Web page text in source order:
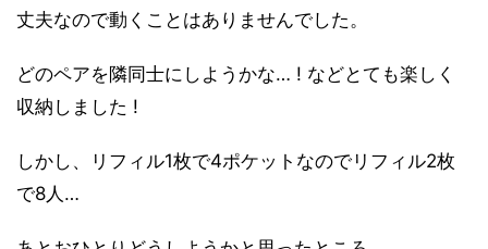
丈夫なので動くことはありませんでした。
どのペアを隣同士にしようかな… ! などとても楽しく
収納しました !
しかし、リフィル1枚で4ポケットなのでリフィル2枚
で8人…